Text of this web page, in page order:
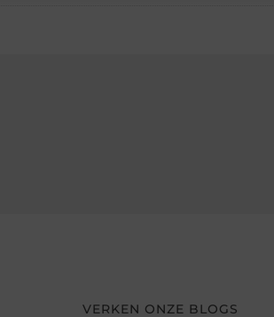
VERKEN ONZE BLOGS